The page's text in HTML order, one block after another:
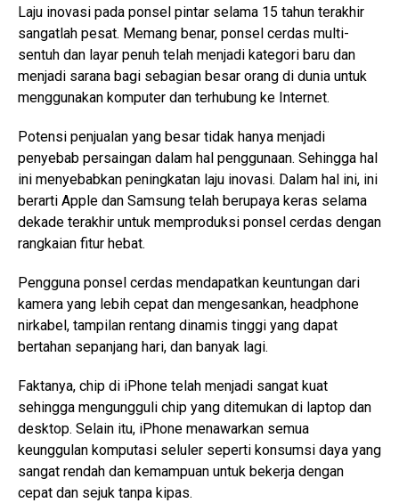
Laju inovasi pada ponsel pintar selama 15 tahun terakhir
sangatlah pesat. Memang benar, ponsel cerdas multi-
sentuh dan layar penuh telah menjadi kategori baru dan
menjadi sarana bagi sebagian besar orang di dunia untuk
menggunakan komputer dan terhubung ke Internet.
Potensi penjualan yang besar tidak hanya menjadi
penyebab persaingan dalam hal penggunaan. Sehingga hal
ini menyebabkan peningkatan laju inovasi. Dalam hal ini, ini
berarti Apple dan Samsung telah berupaya keras selama
dekade terakhir untuk memproduksi ponsel cerdas dengan
rangkaian fitur hebat.
Pengguna ponsel cerdas mendapatkan keuntungan dari
kamera yang lebih cepat dan mengesankan, headphone
nirkabel, tampilan rentang dinamis tinggi yang dapat
bertahan sepanjang hari, dan banyak lagi.
Faktanya, chip di iPhone telah menjadi sangat kuat
sehingga mengungguli chip yang ditemukan di laptop dan
desktop. Selain itu, iPhone menawarkan semua
keunggulan komputasi seluler seperti konsumsi daya yang
sangat rendah dan kemampuan untuk bekerja dengan
cepat dan sejuk tanpa kipas.